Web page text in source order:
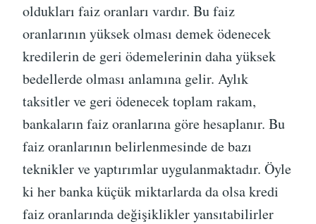
oldukları faiz oranları vardır. Bu faiz
oranlarının yüksek olması demek ödenecek
kredilerin de geri ödemelerinin daha yüksek
bedellerde olması anlamına gelir. Aylık
taksitler ve geri ödenecek toplam rakam,
bankaların faiz oranlarına göre hesaplanır. Bu
faiz oranlarının belirlenmesinde de bazı
teknikler ve yaptırımlar uygulanmaktadır. Öyle
ki her banka küçük miktarlarda da olsa kredi
faiz oranlarında değişiklikler yansıtabilirler